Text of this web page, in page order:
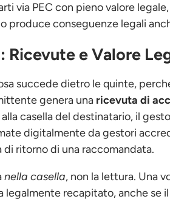
via PEC con pieno valore
conseguenze legali
Ricevute e Valore
succede dietro le quinte,
genera una ricevuta di
casella del destinatario, il
digitalmente da gestori
di ritorno di una raccomandata.
nella casella, non la lettura. Una
recapitato, anche se